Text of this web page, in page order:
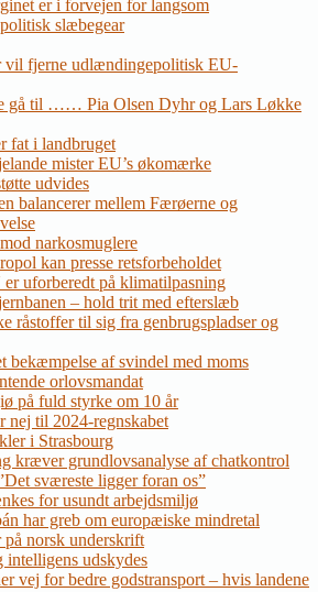
er i forvejen for langsom
slæbegear
vil fjerne udlændingepolitisk EU-
gå til …… Pia Olsen Dyhr og Lars Løkke
fat i landbruget
mister EU’s økomærke
udvides
balancerer mellem Færøerne og
narkosmuglere
kan presse retsforbeholdet
uforberedt på klimatilpasning
– hold trit med efterslæb
råstoffer til sig fra genbrugspladser og
bekæmpelse af svindel med moms
orlovsmandat
på fuld styrke om 10 år
nej til 2024-regnskabet
i Strasbourg
kræver grundlovsanalyse af chatkontrol
sværeste ligger foran os”
for usundt arbejdsmiljø
har greb om europæiske mindretal
norsk underskrift
intelligens udskydes
vej for bedre godstransport – hvis landene